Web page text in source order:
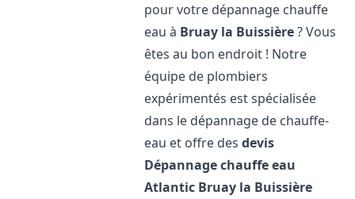
pour votre dépannage chauffe
eau à Bruay la Buissière? Vous
êtes au bon endroit ! Notre
équipe de plombiers
expérimentés est spécialisée
dans le dépannage de chauffe-
eau et offre desdevis
Dépannage chauffe eau
Atlantic Bruay la Buissière